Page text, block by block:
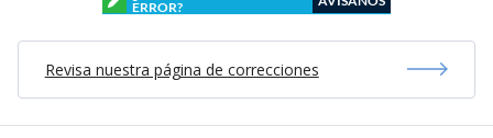
ERROR?
Revisa nuestra página de correcciones